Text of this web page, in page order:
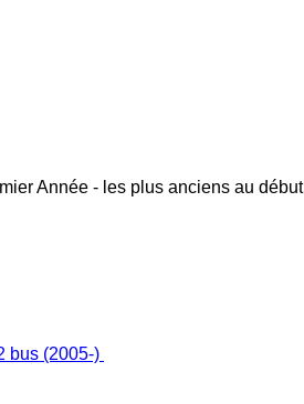
Année - les plus anciens au début